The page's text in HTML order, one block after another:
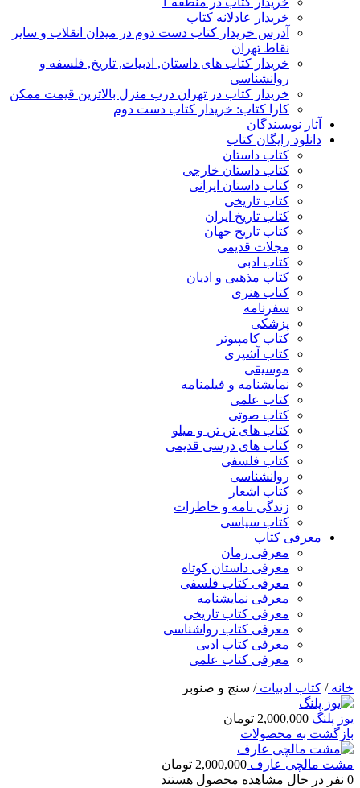
خریدار عادلانه کتاب
آدرس خریدار کتاب دست دوم در میدان انقلاب و سایر
نقاط تهران
خریدار کتاب های داستان, ادبیات, تاریخ, فلسفه و
روانشناسی
خریدار کتاب در تهران درب منزل بالاترین قیمت ممکن
کارا کتاب: خریدار کتاب دست دوم
آثار نویسندگان
دانلود رایگان کتاب
کتاب داستان
کتاب داستان خارجی
کتاب داستان ایرانی
کتاب تاریخی
کتاب تاریخ ایران
کتاب تاریخ جهان
مجلات قدیمی
کتاب ادبی
کتاب مذهبی و ادیان
کتاب هنری
سفرنامه
پزشکی
کتاب کامپیوتر
کتاب آشپزی
موسیقی
نمایشنامه و فیلمنامه
کتاب علمی
کتاب صوتی
کتاب های تن تن و میلو
کتاب های درسی قدیمی
کتاب فلسفی
روانشناسی
کتاب اشعار
زندگی نامه و خاطرات
کتاب سیاسی
معرفی کتاب
معرفی رمان
معرفی داستان کوتاه
معرفی کتاب فلسفی
معرفی نمایشنامه
معرفی کتاب تاریخی
معرفی کتاب رواشناسی
معرفی کتاب ادبی
معرفی کتاب علمی
خانه/ کتاب ادبیات/ سنج و صنوبر
یوز پلنگ 2,000,000 تومان
بازگشت به محصولات
مشت مالچی عارف 2,000,000 تومان
0 نفر در حال مشاهده محصول هستند